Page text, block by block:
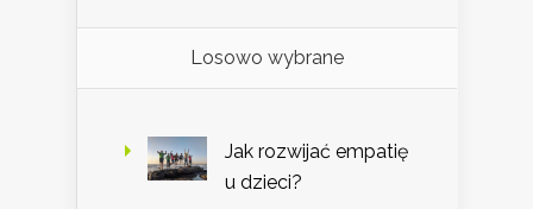
Losowo wybrane
Jak rozwijać empatię
u dzieci?